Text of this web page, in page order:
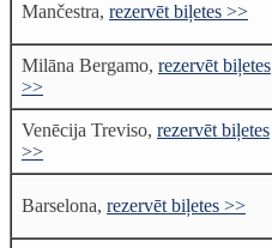
Mančestra, rezervēt biļetes >>
Milāna Bergamo, rezervēt biļetes
>>
Venēcija Treviso, rezervēt biļetes
>>
Barselona, rezervēt biļetes >>